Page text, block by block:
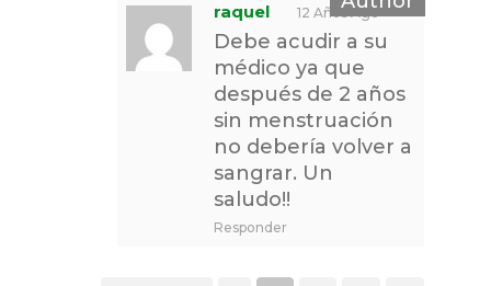
raquel 12 Años Ago
Debe acudir a su
médico ya que
después de 2 años
sin menstruación
no debería volver a
sangrar. Un
saludo!!
Responder